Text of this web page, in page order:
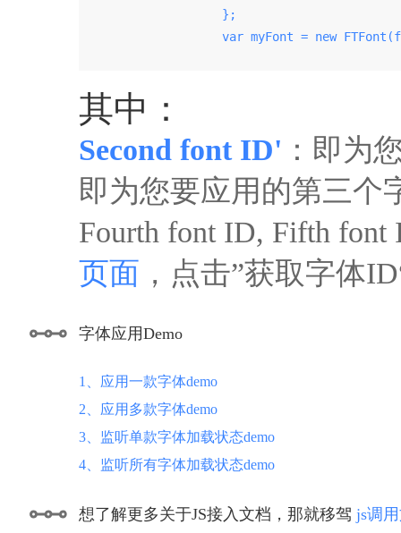
                    };
var myFont = new
其中：
Second font ID' ：即为
即为您要应用的第三个
Fourth font ID, Fifth
页面 ，点击”获取字体
字体应用Demo
1、应用一款字体demo
2、应用多款字体demo
3、监听单款字体加载状态demo
4、监听所有字体加载状态demo
想了解更多关于JS接入文档，那就移驾 js调